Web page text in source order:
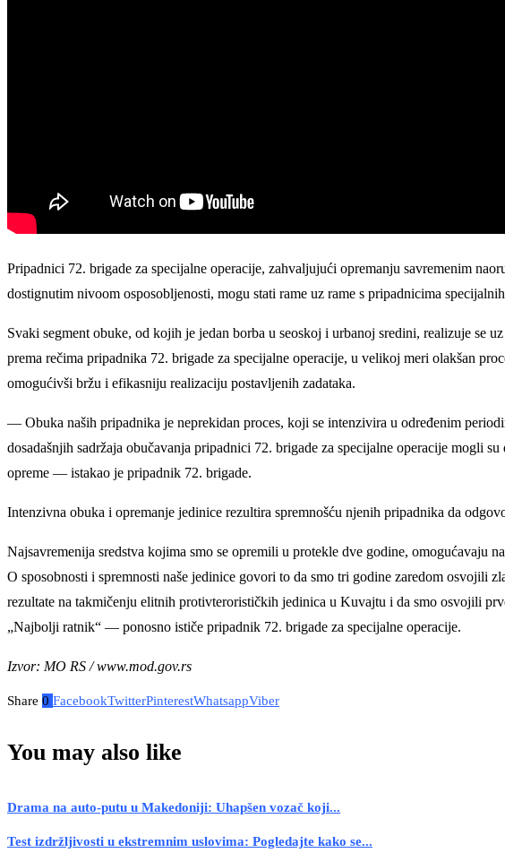
Pripadnici 72. brigade za specijalne operacije, zahvaljujući opremanju savremenim
dostignutim nivoom osposobljenosti, mogu stati rame uz rame s pripadnicima
Svaki segment obuke, od kojih je jedan borba u seoskoj i urbanoj sredini, realizuje se
prema rečima pripadnika 72. brigade za specijalne operacije, u velikoj meri olakšan
omogućivši bržu i efikasniju realizaciju postavljenih zadataka.
— Obuka naših pripadnika je neprekidan proces, koji se intenzivira u određenim
dosadašnjih sadržaja obučavanja pripadnici 72. brigade za specijalne operacije mogli
opreme — istakao je pripadnik 72. brigade.
Intenzivna obuka i opremanje jedinice rezultira spremnošću njenih pripadnika da
Najsavremenija sredstva kojima smo se opremili u protekle dve godine, omogućavaju
O sposobnosti i spremnosti naše jedinice govori to da smo tri godine zaredom osvojili
rezultate na takmičenju elitnih protivterorističkih jedinica u Kuvajtu i da smo osvojili
„Najbolji ratnik“ — ponosno ističe pripadnik 72. brigade za specijalne operacije.
Izvor: MO RS / www.mod.gov.rs
Share 0 FacebookTwitterPinterestWhatsappViber
You may also like
Drama na auto-putu u Makedoniji: Uhapšen vozač koji...
Test izdržljivosti u ekstremnim uslovima: Pogledajte kako se...